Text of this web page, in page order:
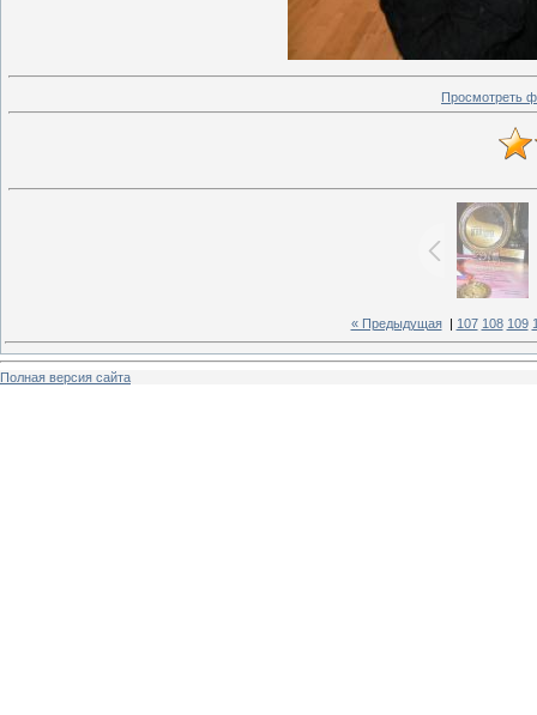
Просмотреть
« Предыдущая| 107 108 109
Полная версия сайта